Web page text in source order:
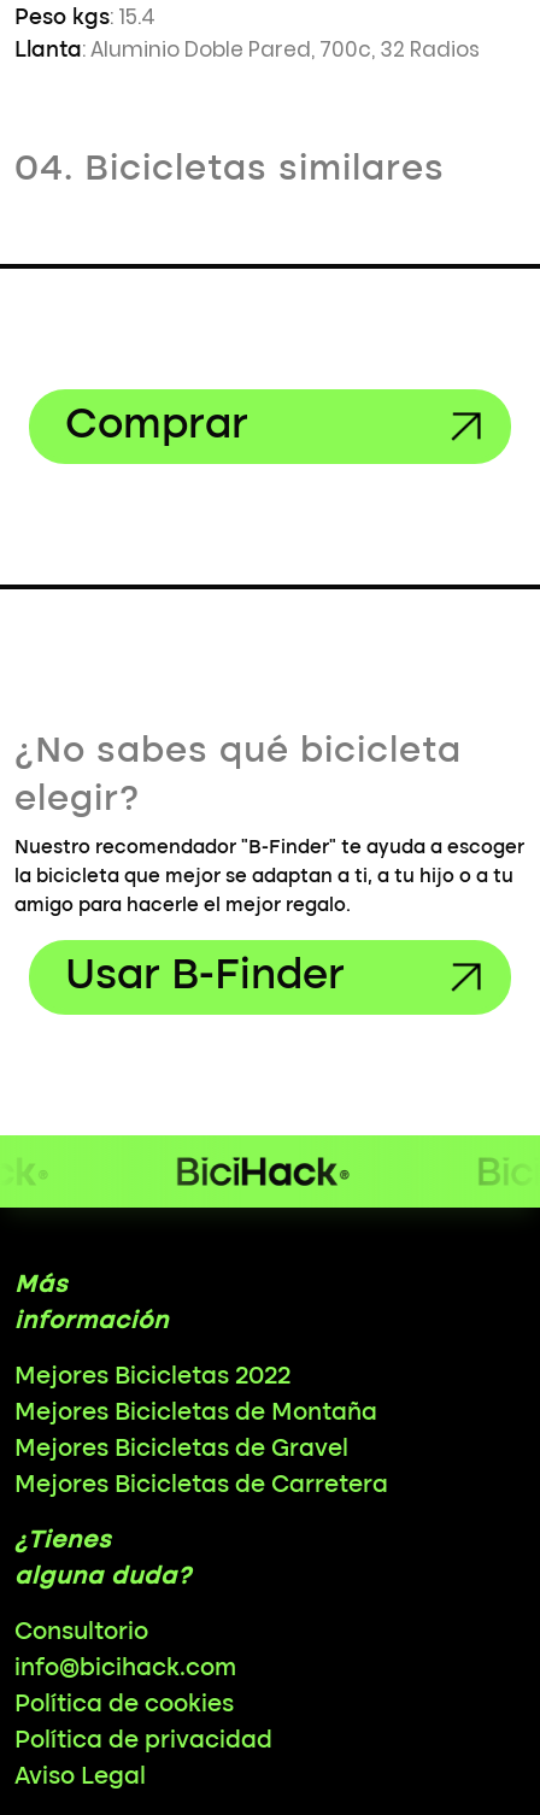
Peso kgs: 15.4
Llanta: Aluminio Doble Pared, 700c, 32 Radios
04. Bicicletas similares
Comprar
¿No sabes qué bicicleta
elegir?
Nuestro recomendador "B-Finder" te ayuda a escoger
la bicicleta que mejor se adaptan a ti, a tu hijo o a tu
amigo para hacerle el mejor regalo.
Usar B-Finder
Más
información
Mejores Bicicletas 2022
Mejores Bicicletas de Montaña
Mejores Bicicletas de Gravel
Mejores Bicicletas de Carretera
¿Tienes
alguna duda?
Consultorio
info@bicihack.com
Política de cookies
Política de privacidad
Aviso Legal